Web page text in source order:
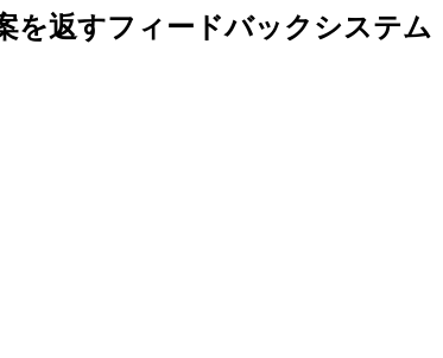
を返すフィードバックシステム